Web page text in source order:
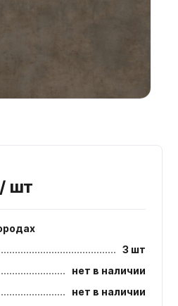
шт
3 шт
нет в наличии
нет в наличии